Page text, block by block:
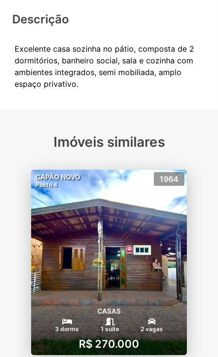
Descrição
Excelente casa sozinha no pátio, composta de 2
dormitórios, banheiro social, sala e cozinha com
ambientes integrados, semi mobiliada, amplo
Imóveis similares
CAPÃO NOVO
Posto 4
1964
CASAS
3 dorms 1 suíte 2 vagas
R$ 270.000